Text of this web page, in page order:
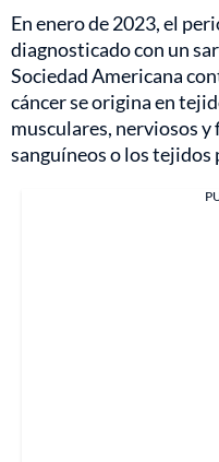
En enero de 2023, el
diagnosticado con un
Sociedad Americana
cáncer se origina en
musculares, nerviosos y
sanguíneos o los tejidos